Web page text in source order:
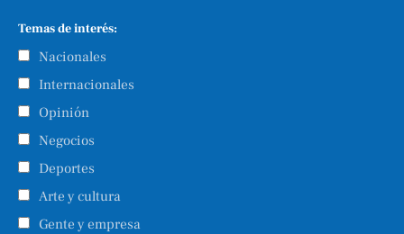
Temas de interés:
Nacionales
Internacionales
Opinión
Negocios
Deportes
Arte y cultura
Gente y empresa